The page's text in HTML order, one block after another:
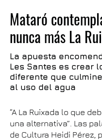
Mataró
nunca más La
La apuesta
Les Santes es crear
diferente que
al uso del agua
“A La Ruixada lo que
una alternativa”. Las
de Cultura Heidi Pérez,